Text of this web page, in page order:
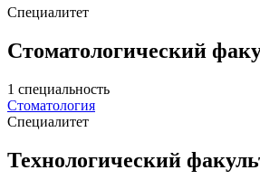
Специалитет
Стоматологический
1 специальность
Стоматология
Специалитет
Технологический